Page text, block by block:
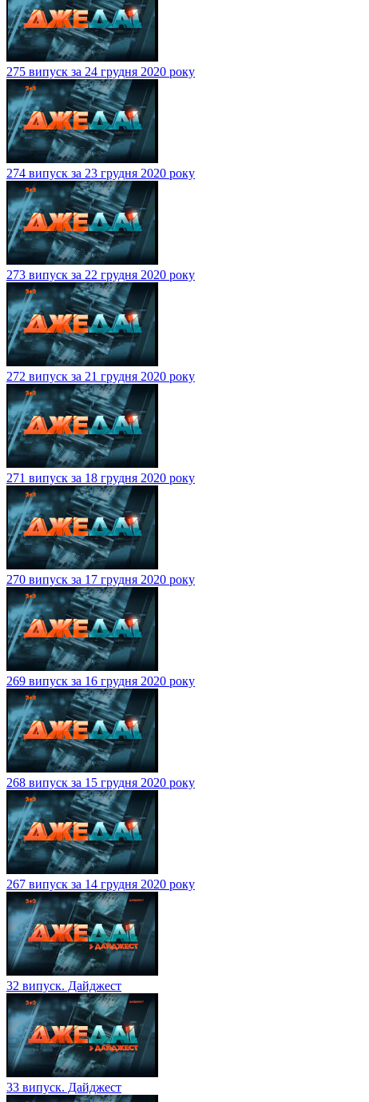
275 випуск за 24 грудня 2020 року
274 випуск за 23 грудня 2020 року
273 випуск за 22 грудня 2020 року
272 випуск за 21 грудня 2020 року
271 випуск за 18 грудня 2020 року
270 випуск за 17 грудня 2020 року
269 випуск за 16 грудня 2020 року
268 випуск за 15 грудня 2020 року
267 випуск за 14 грудня 2020 року
32 випуск. Дайджест
33 випуск. Дайджест